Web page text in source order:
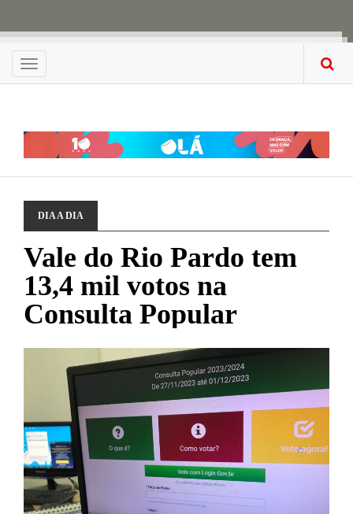
Menu
DIA A DIA
Vale do Rio Pardo tem
13,4 mil votos na
Consulta Popular